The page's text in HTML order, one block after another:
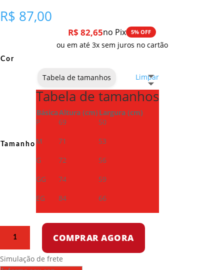
R$ 87,00
R$ 82,65no Pix 5% OFF
ou em até 3x sem juros no cartão
Cor
Tamanho
Limpar
Tabela de tamanhos
Tabela de tamanhos
BásicaAltura (cm) Largura (cm)
P
69
50
M
71
53
G
72
56
GG
74
59
EG
84 66
-
COMPRAR AGORA
Simulação de frete